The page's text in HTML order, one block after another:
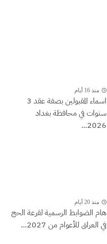
منذ 16 أيام
اسماء المقبولين بصفة عقد 3
سنوات في محافظة بغداد
2026...
منذ 20 أيام
هام الضوابط الرسمية لقرعة الحج
في العراق للأعوام من 2027...